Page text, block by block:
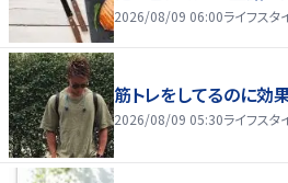
2026/08/09 06:00ライフスタ
筋トレをしてるのに効
2026/08/09 05:30ライフスタ